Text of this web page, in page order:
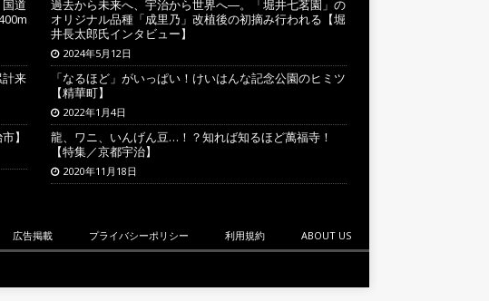
道
来
】
過去から未来へ、宇治から世界へ―。「堀井七茗園」の
オリジナル品種「成里乃」改植後の初摘み行われる【堀
井長太郎氏インタビュー】
2024年5月12日
「なるほど」がいっぱい！けいはんな記念公園のヒミツ
【精華町】
2022年1月4日
龍、ワニ、いんげん豆…！？知れば知るほど萬福寺！
【特集／京都宇治】
2020年11月18日
広告掲載 プライバシーポリシー 利用規約 ABOUT US